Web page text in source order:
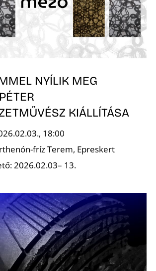
NYÍLIK MEG
KIÁLLÍTÁSA
18:00
fríz Terem, Epreskert
2026.02.03– 13.